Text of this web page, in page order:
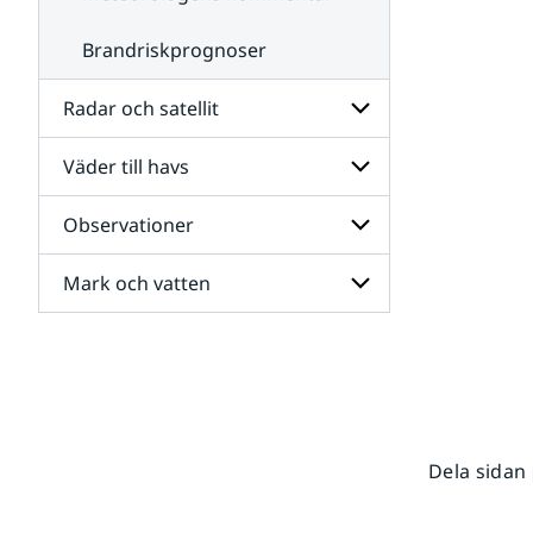
Brandriskprognoser
Radar och satellit
Undersidor
för
Radar
och
satellit
Väder till havs
Undersidor
för
Väder
till
havs
Observationer
Undersidor
för
Mark och vatten
Dela sidan